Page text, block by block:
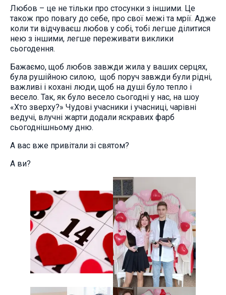
Любов – це не тільки про стосунки з іншими. Це
також про повагу до себе, про свої межі та мрії. Адже
коли ти відчуваєш любов у собі, тобі легше ділитися
нею з іншими, легше переживати виклики
сьогодення.
Бажаємо, щоб любов завжди жила у ваших серцях,
була рушійною силою, щоб поруч завжди були рідні,
важливі і кохані люди, щоб на душі було тепло і
весело. Так, як було весело сьогодні у нас, на шоу
«Хто зверху?» Чудові учасники і учасниці, чарівні
ведучі, влучні жарти додали яскравих фарб
сьогоднішньому дню.
А вас вже привітали зі святом?
А ви?